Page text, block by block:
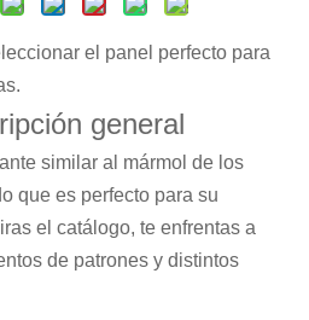
el panel perfecto para
general
similar al mármol de los
que es perfecto para su
el catálogo, te enfrentas a
de patrones y distintos